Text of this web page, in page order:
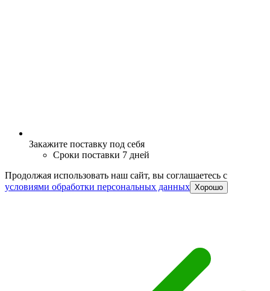
Закажите поставку под себя
Сроки поставки 7 дней
Продолжая использовать наш сайт, вы соглашаетесь c
условиями обработки персональных данных Хорошо